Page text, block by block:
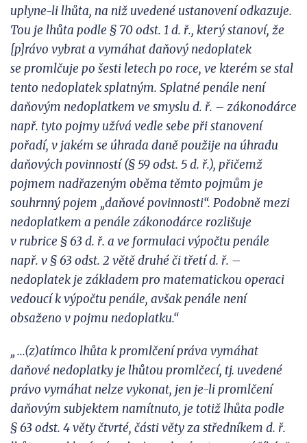
uplyne-li lhůta, na niž uvedené ustanovení odkazuje.
Tou je lhůta podle § 70 odst. 1 d. ř., který stanoví, že
[p]rávo vybrat a vymáhat daňový nedoplatek
se promlčuje po šesti letech po roce, ve kterém se stal
tento nedoplatek splatným. Splatné penále není
daňovým nedoplatkem ve smyslu d. ř. – zákonodárce
např. tyto pojmy užívá vedle sebe přistanovení
pořadí, v jakém se úhrada daně použije na úhradu
daňových povinností (§ 59 odst. 5 d. ř.), přičemž
pojmem nadřazeným oběma těmto pojmům je
souhrnný pojem „daňové povinnosti“. Podobně mezi
nedoplatkem a penále zákonodárce rozlišuje
v rubrice § 63 d. ř. a ve formulaci výpočtu penále
např. v § 63 odst. 2 větě druhé či třetí d. ř. –
nedoplatek je základem pro matematickou operaci
vedoucí kvýpočtu penále, avšak penále není
obsaženo vpojmu nedoplatku.“
„...(z)atímco lhůta kpromlčení práva vymáhat
daňové nedoplatky je lhůtou promlčecí, tj. uvedené
právo vymáhat nelze vykonat, jen je-li promlčení
daňovým subjektem namítnuto, je totiž lhůta podle
§63 odst. 4 věty čtvrté, části věty za středníkem d. ř.